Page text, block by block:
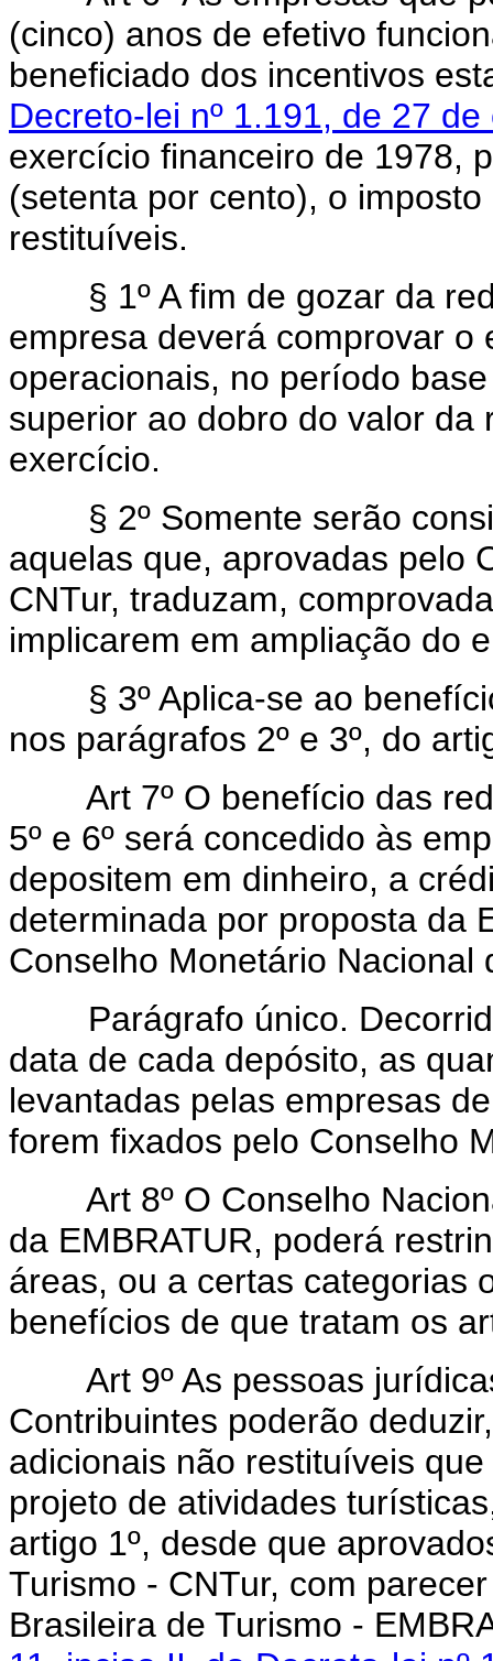
(cinco) anos de efetivo
beneficiado dos incentivos
Decreto-lei nº 1.191, de 27
exercício financeiro de 1978,
(setenta por cento), o
restituíveis.
§ 1º A fim de gozar da
empresa deverá comprovar o
operacionais, no período
superior ao dobro do valor
exercício.
§ 2º Somente serão
aquelas que, aprovadas pelo
CNTur, traduzam,
implicarem em ampliação do
§ 3º Aplica-se ao
nos parágrafos 2º e 3º, do
Art 7º O benefício das
5º e 6º será concedido às
depositem em dinheiro, a
determinada por proposta da
Conselho Monetário Nacional
Parágrafo único.
data de cada depósito, as
levantadas pelas empresas
forem fixados pelo Conselho
Art 8º O Conselho
da EMBRATUR, poderá
áreas, ou a certas categorias
benefícios de que tratam os
Art 9º As pessoas
Contribuintes poderão
adicionais não restituíveis
projeto de atividades
artigo 1º, desde que
Turismo - CNTur, com
Brasileira de Turismo -